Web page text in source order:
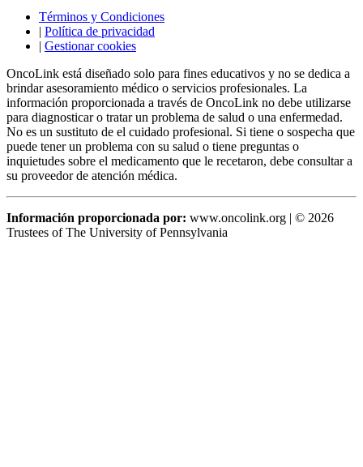
Términos y Condiciones
| Política de privacidad
| Gestionar cookies
OncoLink está diseñado solo para fines educativos y no se dedica a
brindar asesoramiento médico o servicios profesionales. La
información proporcionada a través de OncoLink no debe utilizarse
para diagnosticar o tratar un problema de salud o una enfermedad.
No es un sustituto de el cuidado profesional. Si tiene o sospecha que
puede tener un problema con su salud o tiene preguntas o
inquietudes sobre el medicamento que le recetaron, debe consultar a
su proveedor de atención médica.
Información proporcionada por: www.oncolink.org | © 2026
Trustees of The University of Pennsylvania